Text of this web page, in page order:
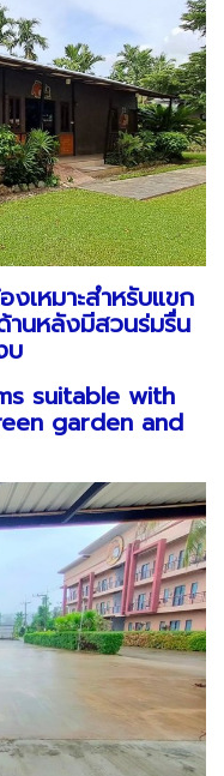
เหมาะสำหรับแขก
านหลังมีสวนร่มรื่น
บ
suitable with
garden and